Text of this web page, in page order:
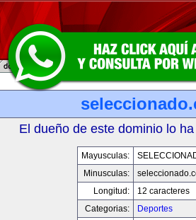
El dueño de este dominio lo
Mayusculas:
Minusculas:
Longitud:
12 caracteres
Categorias:
Deportes